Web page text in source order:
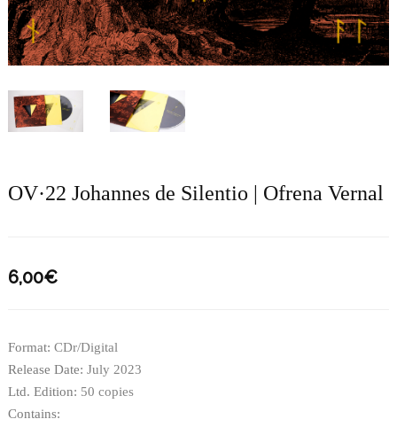
OV·22 Johannes de Silentio | Ofrena Vernal
6,00€
Format: CDr/Digital
Release Date: July 2023
Ltd. Edition: 50 copies
Contains: